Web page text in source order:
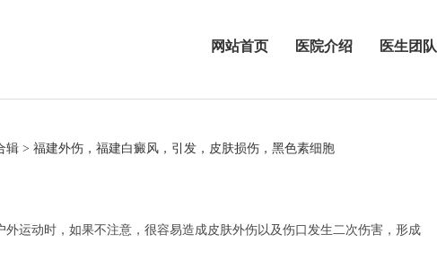
网站首页 医院介绍 医生团队
辑 > 福建外伤，福建白癜风，引发，皮肤损伤，黑色素细胞
运动时，如果不注意，很容易造成皮肤外伤以及伤口发生二次伤害，形成